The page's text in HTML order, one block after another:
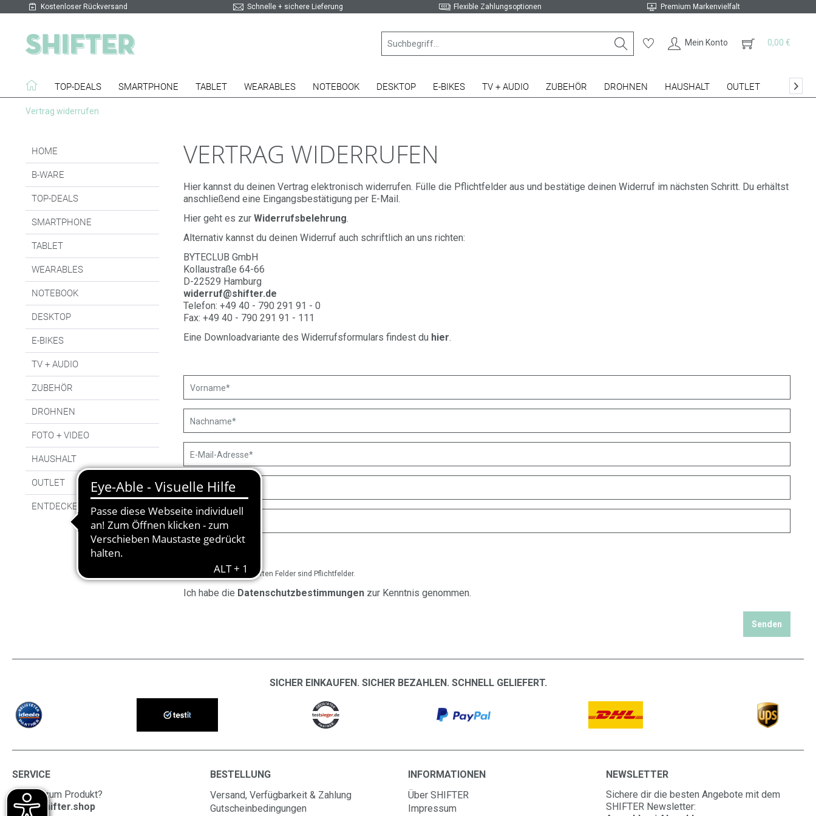
Kostenloser Rückversand Schnelle + sichere Lieferung Flexible Zahlungsoptionen Premium Markenvielfalt
Mein Konto 0,00 €
TOP-DEALS SMARTPHONE TABLET WEARABLES NOTEBOOK DESKTOP E-BIKES TV + AUDIO ZUBEHÖR DROHNEN HAUSHALT OUTLET 
Vertrag widerrufen
HOME
B-WARE
TOP-DEALS
SMARTPHONE
TABLET
WEARABLES
NOTEBOOK
DESKTOP
E-BIKES
TV + AUDIO
ZUBEHÖR
DROHNEN
FOTO + VIDEO
HAUSHALT
OUTLET
ENTDECKEN
VERTRAG WIDERRUFEN
Hier kannst du deinen Vertrag elektronisch widerrufen. Fülle die Pflichtfelder aus und bestätige deinen Widerruf im nächsten Schritt. Du erhältst
anschließend eine Eingangsbestätigung per E-Mail.
Hier geht es zur Widerrufsbelehrung.
Alternativ kannst du deinen Widerruf auch schriftlich an uns richten:
BYTECLUB GmbH
Kollaustraße 64-66
D-22529 Hamburg
widerruf@shifter.de
Telefon: +49 40 - 790 291 91 - 0
Fax: +49 40 - 790 291 91 - 111
Eine Downloadvariante des Widerrufsformulars findest du hier.
Die mit einem * markierten Felder sind Pflichtfelder.
Ich habe die Datenschutzbestimmungen zur Kenntnis genommen.
Senden
SICHER EINKAUFEN. SICHER BEZAHLEN. SCHNELL GELIEFERT.
SERVICE
Fragen zum Produkt?
info@shifter.shop
BESTELLUNG
Versand, Verfügbarkeit & Zahlung
Gutscheinbedingungen
INFORMATIONEN
Über SHIFTER
Impressum
NEWSLETTER
Sichere dir die besten Angebote mit dem
SHIFTER Newsletter: